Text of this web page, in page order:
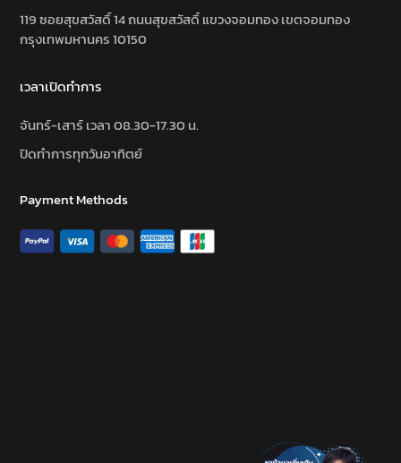
119 ซอยสุขสวัสดิ์ 14 ถนนสุขสวัสดิ์ แขวงจอมทอง เขตจอมทอง
กรุงเทพมหานคร 10150
เวลาเปิดทำการ
จันทร์-เสาร์ เวลา 08.30-17.30 น.
ปิดทำการทุกวันอาทิตย์
Payment Methods